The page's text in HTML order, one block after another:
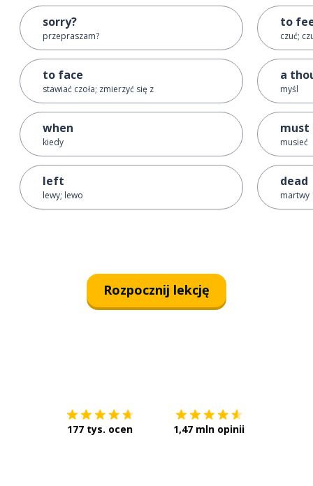
sorry?
przepraszam?
to face
stawiać czoła; zmierzyć się z
when
kiedy
left
lewy; lewo
to
czuć;
a
myśl
must
musieć
dead
martwy
Rozpocznij lekcję
177 tys. ocen 1,47 mln opinii